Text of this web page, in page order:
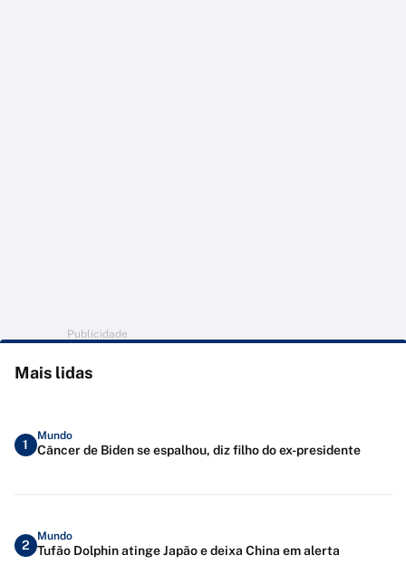
Publicidade
Mais lidas
1
Mundo
Câncer de Biden se espalhou, diz filho do ex-presidente
2
Mundo
Tufão Dolphin atinge Japão e deixa China em alerta